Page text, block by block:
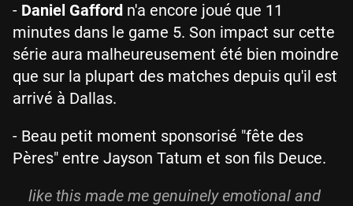
- Daniel Gafford n'a encore joué que 11
minutes dans le game 5. Son impact sur cette
série aura malheureusement été bien moindre
que sur la plupart des matches depuis qu'il est
arrivé à Dallas.
- Beau petit moment sponsorisé "fête des
Pères" entre Jayson Tatum et son fils Deuce.
like this made me genuinely emotional and